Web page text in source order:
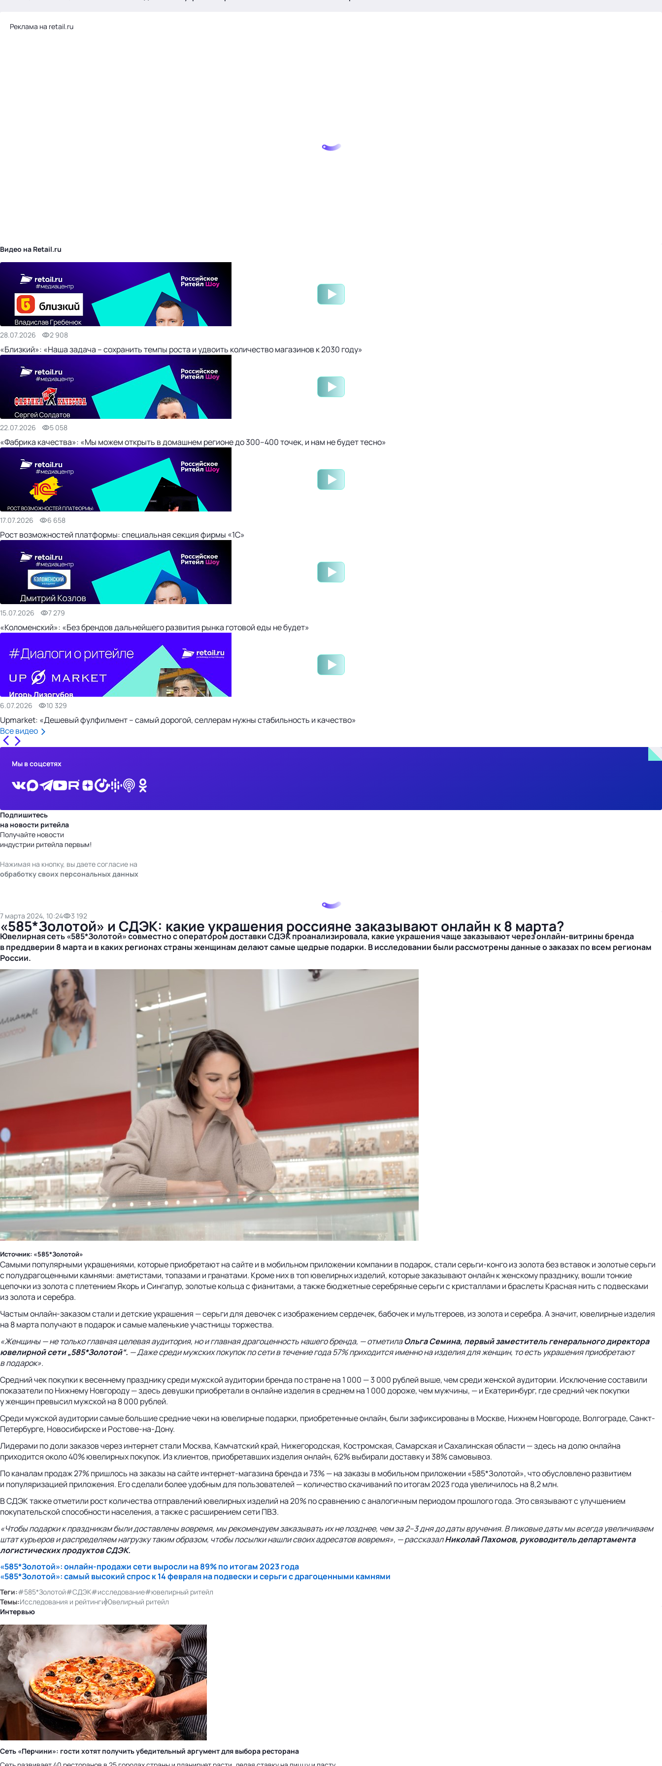
Реклама на retail.ru
Видео на Retail.ru
28.07.2026 2 908
«Близкий»: «Наша задача – сохранить темпы роста и удвоить количество магазинов к 2030 году»
22.07.2026 5 058
«Фабрика качества»: «Мы можем открыть в домашнем регионе до 300–400 точек, и нам не будет тесно»
17.07.2026 6 658
Рост возможностей платформы: специальная секция фирмы «1С»
15.07.2026 7 279
«Коломенский»: «Без брендов дальнейшего развития рынка готовой еды не будет»
6.07.2026 10 329
Upmarket: «Дешевый фулфилмент – самый дорогой, селлерам нужны стабильность и качество»
Все видео
Мы в соцсетях
Подпишитесь
на новости ритейла
Получайте новости
индустрии ритейла первым!
Нажимая на кнопку, вы даете согласие на
обработку своих персональных данных
7 марта 2024, 10:24 3 192
«585*Золотой» и СДЭК: какие украшения россияне заказывают онлайн к 8 марта?
Ювелирная сеть «585*Золотой» совместно с оператором доставки СДЭК проанализировала, какие украшения чаще заказывают черезонлайн-витриныбренда
в преддверии 8 марта и в каких регионах страны женщинам делают самые щедрые подарки. В исследовании были рассмотрены данные о заказах по всем регионам
России.
Источник: «585*Золотой»
Самыми популярными украшениями, которые приобретают на сайте и в мобильном приложении компании в подарок, стали серьги-конго из золота без вставок и золотые серьги
с полудрагоценными камнями: аметистами, топазами и гранатами. Кроме них в топ ювелирных изделий, которые заказывают онлайн к женскому празднику, вошли тонкие
цепочки из золота с плетением Якорь и Сингапур, золотые кольца с фианитами, а также бюджетные серебряные серьги с кристаллами и браслеты Красная нить с подвесками
из золота и серебра.
Частым онлайн-заказом стали и детские украшения — серьги для девочек с изображением сердечек, бабочек и мультгероев, из золота и серебра. А значит, ювелирные изделия
на 8 марта получают в подарок и самые маленькие участницы торжества.
«Женщины — не только главная целевая аудитория, но и главная драгоценность нашего бренда, — отметилаОльга Семина, первый заместитель генерального директора
ювелирной сети „585*Золотой“. — Даже среди мужских покупок по сети в течение года 57% приходится именно на изделия для женщин, то есть украшения приобретают
в подарок».
Средний чек покупки к весеннему празднику среди мужской аудитории бренда по стране на 1 000 — 3 000 рублей выше, чем среди женской аудитории. Исключение составили
показатели по Нижнему Новгороду — здесь девушки приобретали в онлайне изделия в среднем на 1 000 дороже, чем мужчины, — и Екатеринбург, где средний чек покупки
у женщин превысил мужской на 8 000 рублей.
Среди мужской аудитории самые большие средние чеки на ювелирные подарки, приобретенные онлайн, были зафиксированы в Москве, Нижнем Новгороде, Волгограде, Санкт-
Петербурге, Новосибирске и Ростове-на-Дону.
Лидерами по доли заказов через интернет стали Москва, Камчатский край, Нижегородская, Костромская, Самарская и Сахалинская области — здесь на долю онлайна
приходится около 40% ювелирных покупок. Из клиентов, приобретавших изделия онлайн, 62% выбирали доставку и 38% самовывоз.
По каналам продаж 27% пришлось на заказы на сайте интернет-магазина бренда и 73% — на заказы в мобильном приложении «585*Золотой», что обусловлено развитием
и популяризацией приложения. Его сделали более удобным для пользователей — количество скачиваний по итогам 2023 года увеличилось на 8,2 млн.
В СДЭК также отметили рост количества отправлений ювелирных изделий на 20% по сравнению с аналогичным периодом прошлого года. Это связывают с улучшением
покупательской способности населения, а также с расширением сети ПВЗ.
«Чтобы подарки к праздникам были доставлены вовремя, мы рекомендуем заказывать их не позднее, чем за 2–3 дня до даты вручения. В пиковые даты мы всегда увеличиваем
штат курьеров и распределяем нагрузку таким образом, чтобы посылки нашли своих адресатов вовремя», — рассказалНиколай Пахомов, руководитель департамента
логистических продуктов СДЭК.
«585*Золотой»:онлайн-продажисети выросли на 89% по итогам 2023 года
«585*Золотой»: самый высокий спрос к 14 февраля на подвески и серьги с драгоценными камнями
Теги:#585*Золотой#СДЭК#исследование#ювелирный ритейл
Темы:Исследования и рейтингиЮвелирный ритейл
Интервью
Сеть «Перчини»: гости хотят получить убедительный аргумент для выбора ресторана